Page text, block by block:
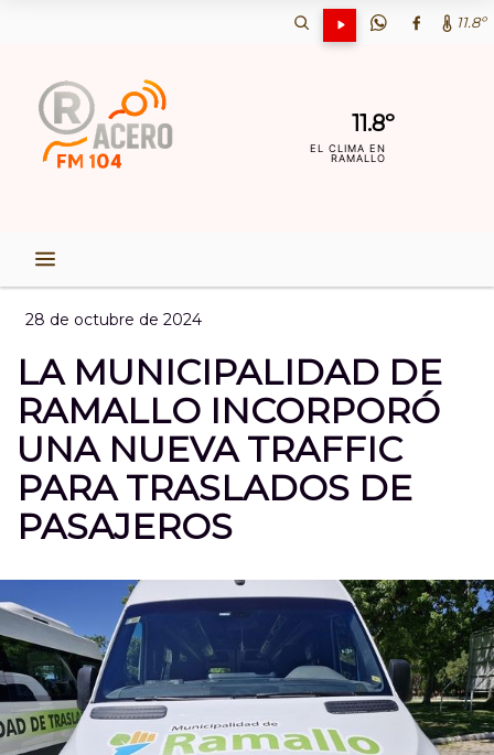
11.8º
11.8º
EL CLIMA EN
RAMALLO
28 de octubre de 2024
LA MUNICIPALIDAD DE
RAMALLO INCORPORÓ
UNA NUEVA TRAFFIC
PARA TRASLADOS DE
PASAJEROS